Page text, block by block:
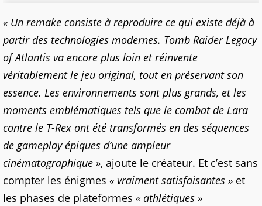
« Un remake consiste à reproduire ce qui existe déjà à
partir des technologies modernes. Tomb Raider Legacy
of Atlantis va encore plus loin et réinvente
véritablement le jeu original, tout en préservant son
essence. Les environnements sont plus grands, et les
moments emblématiques tels que le combat de Lara
contre le T-Rex ont été transformés en des séquences
de gameplay épiques d’une ampleur
cinématographique », ajoute le créateur. Et c’est sans
compter les énigmes « vraiment satisfaisantes » et
les phases de plateformes « athlétiques »